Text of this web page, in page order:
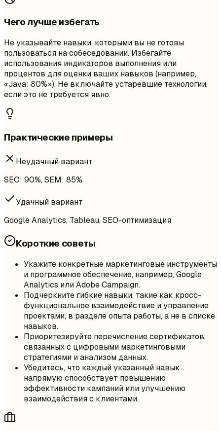
Чего лучше избегать
Не указывайте навыки, которыми вы не готовы
пользоваться на собеседовании. Избегайте
использования индикаторов выполнения или
процентов для оценки ваших навыков (например,
«Java: 80%»). Не включайте устаревшие технологии,
если это не требуется явно.
Практические примеры
Неудачный вариант
SEO: 90%, SEM: 85%
Удачный вариант
Google Analytics, Tableau, SEO-оптимизация
Короткие советы
Укажите конкретные маркетинговые инструменты
и программное обеспечение, например, Google
Analytics или Adobe Campaign.
Подчеркните гибкие навыки, такие как кросс-
функциональное взаимодействие и управление
проектами, в разделе опыта работы, а не в списке
навыков.
Приоритезируйте перечисление сертификатов,
связанных с цифровыми маркетинговыми
стратегиями и анализом данных.
Убедитесь, что каждый указанный навык
напрямую способствует повышению
эффективности кампаний или улучшению
взаимодействия с клиентами.